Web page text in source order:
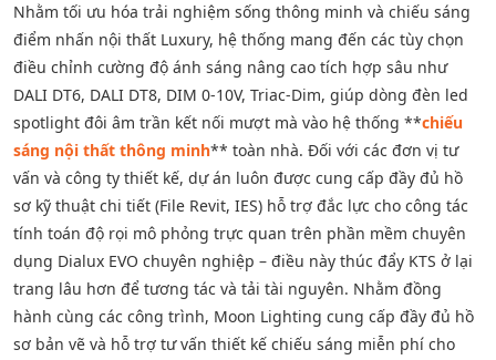
Nhằm tối ưu hóa trải nghiệm sống thông minh và chiếu sáng
điểm nhấn nội thất Luxury, hệ thống mang đến các tùy chọn
điều chỉnh cường độ ánh sáng nâng cao tích hợp sâu như
DALI DT6, DALI DT8, DIM 0-10V, Triac-Dim, giúp dòng đèn led
spotlight đôi âm trần kết nối mượt mà vào hệ thống **chiếu
sáng nội thất thông minh** toàn nhà. Đối với các đơn vị tư
vấn và công ty thiết kế, dự án luôn được cung cấp đầy đủ hồ
sơ kỹ thuật chi tiết (File Revit, IES) hỗ trợ đắc lực cho công tác
tính toán độ rọi mô phỏng trực quan trên phần mềm chuyên
dụng Dialux EVO chuyên nghiệp – điều này thúc đẩy KTS ở lại
trang lâu hơn để tương tác và tải tài nguyên. Nhằm đồng
hành cùng các công trình, Moon Lighting cung cấp đầy đủ hồ
sơ bản vẽ và hỗ trợ tư vấn thiết kế chiếu sáng miễn phí cho